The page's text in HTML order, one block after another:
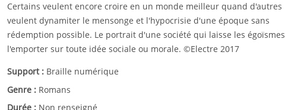
Certains veulent encore croire en un monde meilleur quand d'autres
veulent dynamiter le mensonge et l'hypocrisie d'une époque sans
rédemption possible. Le portrait d'une société qui laisse les égoïsmes
l'emporter sur toute idée sociale ou morale. ©Electre 2017
Support : Braille numérique
Genre : Romans
Durée : Non renseigné